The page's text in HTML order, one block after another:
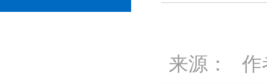
来源： 作